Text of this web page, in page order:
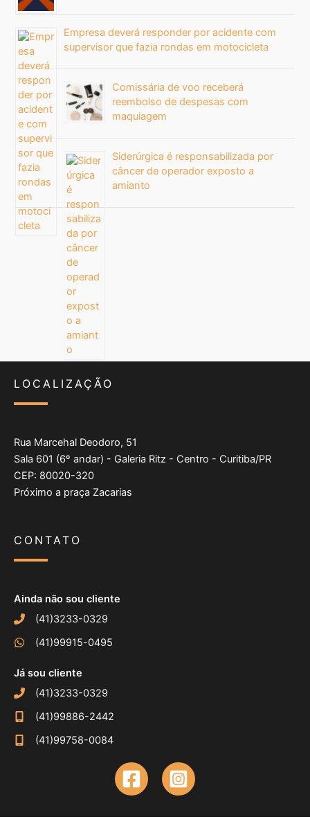
Empresa deverá responder por acidente com
supervisor que fazia rondas em motocicleta
Comissária de voo receberá
reembolso de despesas com
maquiagem
Siderúrgica é responsabilizada por
câncer de operador exposto a
amianto
LOCALIZAÇÃO
Rua Marcehal Deodoro, 51
Sala 601 (6º andar) - Galeria Ritz - Centro - Curitiba/PR
CEP: 80020-320
Próximo a praça Zacarias
CONTATO
Ainda não sou cliente
(41)3233-0329
(41)99915-0495
Já sou cliente
(41)3233-0329
(41)99886-2442
(41)99758-0084